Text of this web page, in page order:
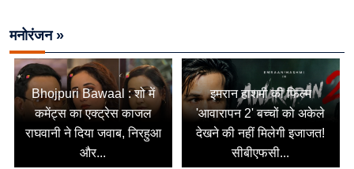
मनोरंजन »
Bhojpuri Bawaal : शो में
कमेंट्स का एक्ट्रेस काजल
राघवानी ने दिया जवाब, निरहुआ
और...
इमरान हाशमी की फिल्म
'आवारापन 2' बच्चों को अकेले
देखने की नहीं मिलेगी इजाजत!
सीबीएफसी...